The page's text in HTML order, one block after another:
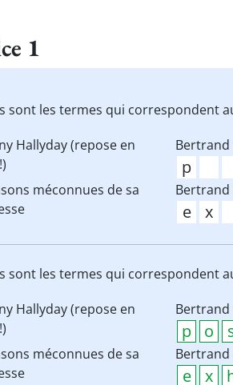
1
sont les termes qui correspondent
Hallyday (repose en
méconnues de sa
Bertrand
sont les termes qui correspondent
Hallyday (repose en
méconnues de sa
Bertrand